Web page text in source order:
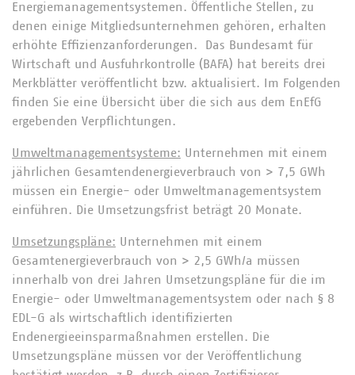
Energiemanagementsystemen. Öffentliche Stellen, zu
denen einige Mitgliedsunternehmen gehören, erhalten
erhöhte Effizienzanforderungen. Das Bundesamt für
Wirtschaft und Ausfuhrkontrolle (BAFA) hat bereits drei
Merkblätter veröffentlicht bzw. aktualisiert. Im Folgenden
finden Sie eine Übersicht über die sich aus dem EnEfG
ergebenden Verpflichtungen.
Umweltmanagementsysteme: Unternehmen mit einem
jährlichen Gesamtendenergieverbrauch von > 7,5 GWh
müssen ein Energie- oder Umweltmanagementsystem
einführen. Die Umsetzungsfrist beträgt 20 Monate.
Umsetzungspläne: Unternehmen mit einem
Gesamtenergieverbrauch von > 2,5 GWh/a müssen
innerhalb von drei Jahren Umsetzungspläne für die im
Energie- oder Umweltmanagementsystem oder nach § 8
EDL-G als wirtschaftlich identifizierten
Endenergieeinsparmaßnahmen erstellen. Die
Umsetzungspläne müssen vor der Veröffentlichung